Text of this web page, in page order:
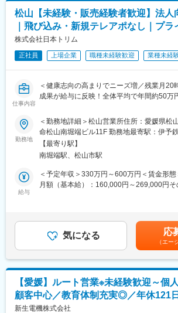
松山【未経験・販売経験者歓迎】法人
｜飛び込み・新規テレアポなし｜プラ
株式会社日本トリム
正社員 上場企業 職種未経験歓迎 業種未経
仕事内容
＜健康志向の高まりでニーズ増／残業月20
成果が給与に反映！全体平均で年間約50
【仕事の内容】
当社は、東証プライム上場の電解水素水整
今回募集するのは、法人企業の従業員様向
会を行う営業職です。
新規飛び込みや無作為なテレアポではなく
やお問い合わせのあった法人様が中心です。
入社後は専任トレーナーがつき、商品知識
【求人ポイント◎】
■未経験の方も歓迎です。異業種・営業未
■成績等に応じて若くしてのキャリアアッ
の支店長登用実績多数あり)
■固定給に加え、販売実績に応じたインセン
す。
勤務地
＜勤務地詳細＞松山営業所住所：愛媛県松
命松山南堀端ビル11F 勤務地最寄駅：伊予
受動喫煙対策：屋内全面禁煙変更の範囲：
【最寄り駅】
南堀端駅、松山市駅
給与
＜予定年収＞330万円～600万円＜賃金形
月額（基本給）：160,000円～269,000円そ
業手当＞有＜給与補足＞■固定給に加え、
ンティブ制度があります。■昇給年１回■賞
月）賃金はあくまでも目安の金額であり、
可能性があります。月給(月額)は固定手当
気になる 応
（エー
【愛媛】ルート営業※未経験歓迎～個
顧客中心／教育体制充実◎／年休121日
新生電機株式会社